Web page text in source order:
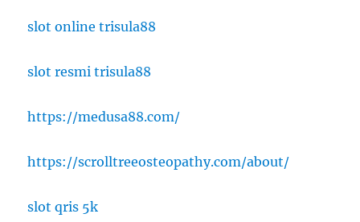
slot online trisula88
slot resmi trisula88
https://medusa88.com/
https://scrolltreeosteopathy.com/about/
slot qris 5k